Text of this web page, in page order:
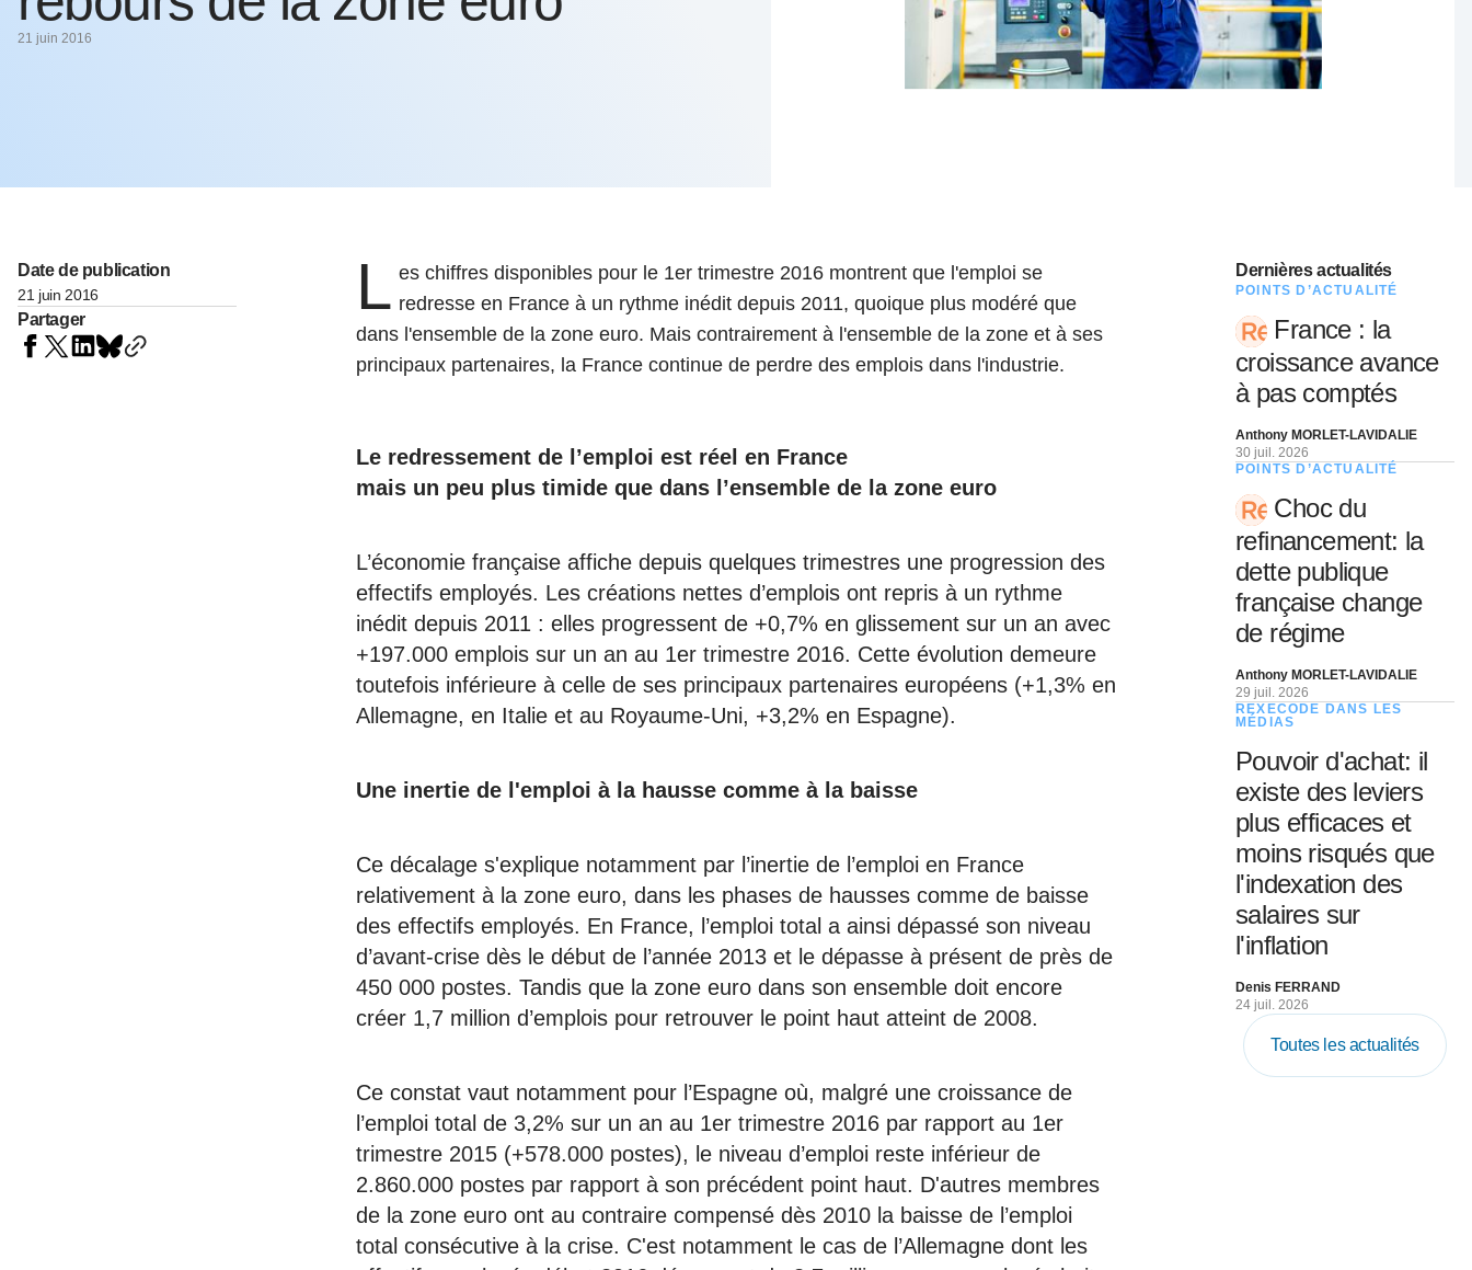
Voir tous les pays Voir tous les thèmes Voir tous les produits
Voir tous les économistes
l’Okavango
Voir toute la presse
d'Olivier Redoulès au Sénat pour
Mieux concilier décarbonation et
Voir toutes les instances
21 juin 2016
Date de publication
21 juin 2016
Partager L es chiffres disponibles pour le 1er trimestre 2016 montrent que l'emploi se
redresse en France à un rythme inédit depuis 2011, quoique plus modéré que
dans l'ensemble de la zone euro. Mais contrairement à l'ensemble de la zone et à ses
principaux partenaires, la France continue de perdre des emplois dans l'industrie.
Le redressement de l’emploi est réel en France
mais un peu plus timide que dans l’ensemble de la zone euro
L’économie française affiche depuis quelques trimestres une progression des
effectifs employés. Les créations nettes d’emplois ont repris à un rythme
inédit depuis 2011 : elles progressent de +0,7% en glissement sur un an avec
+197.000 emplois sur un an au 1er trimestre 2016. Cette évolution demeure
toutefois inférieure à celle de ses principaux partenaires européens (+1,3% en
Allemagne, en Italie et au Royaume-Uni, +3,2% en Espagne).
Une inertie de l'emploi à la hausse comme à la baisse
Ce décalage s'explique notamment par l’inertie de l’emploi en France
relativement à la zone euro, dans les phases de hausses comme de baisse
des effectifs employés. En France, l’emploi total a ainsi dépassé son niveau
d’avant-crise dès le début de l’année 2013 et le dépasse à présent de près de
450 000 postes. Tandis que la zone euro dans son ensemble doit encore
créer 1,7 million d’emplois pour retrouver le point haut atteint de 2008.
Ce constat vaut notamment pour l’Espagne où, malgré une croissance de
l’emploi total de 3,2% sur un an au 1er trimestre 2016 par rapport au 1er
trimestre 2015 (+578.000 postes), le niveau d’emploi reste inférieur de
2.860.000 postes par rapport à son précédent point haut. D'autres membres
de la zone euro ont au contraire compensé dès 2010 la baisse de l’emploi
total consécutive à la crise. C'est notamment le cas de l’Allemagne dont les
Dernières actualités
POINTS D’ACTUALITÉ
France : la
croissance avance
à pas comptés
Anthony MORLET-LAVIDALIE
30 juil. 2026
POINTS D’ACTUALITÉ
Choc du
refinancement: la
dette publique
française change
de régime
Anthony MORLET-LAVIDALIE
29 juil. 2026
REXECODE DANS LES
MÉDIAS
Pouvoir d'achat: il
existe des leviers
plus efficaces et
moins risqués que
l'indexation des
salaires sur
l'inflation
Denis FERRAND
24 juil. 2026
Toutes les actualités